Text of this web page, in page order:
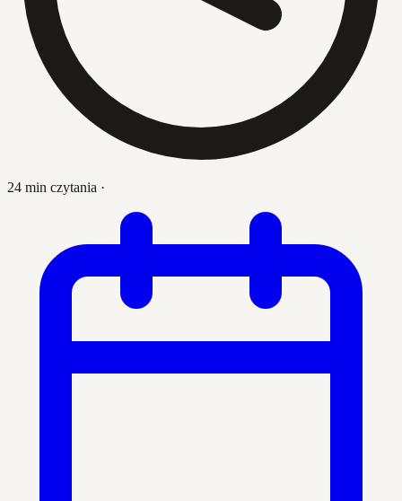
24 min czytania ·